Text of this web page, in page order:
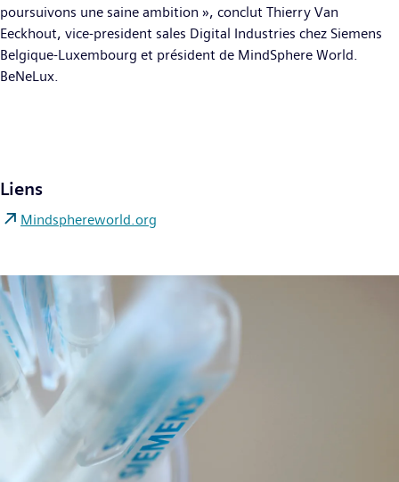
poursuivons une saine ambition », conclut Thierry Van
Eeckhout, vice-president sales Digital Industries chez Siemens
Belgique-Luxembourg et président de MindSphere World.
BeNeLux.
Liens
Mindsphereworld.org